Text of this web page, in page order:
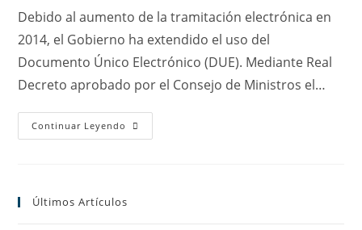
la
entrada:
Debido al aumento de la tramitación electrónica en
2014, el Gobierno ha extendido el uso del
Documento Único Electrónico (DUE). Mediante Real
Decreto aprobado por el Consejo de Ministros el…
Continuar Leyendo Nuevas
Funcionalidades
Creación
Últimos Artículos